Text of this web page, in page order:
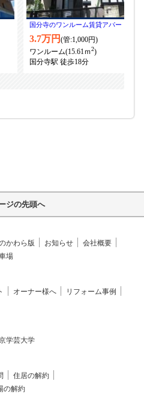
ジの先頭へ
かわら版 お知らせ
会社概要
場
オーナー様へ
リフォーム事例
学芸大学
住居の解約
の解約